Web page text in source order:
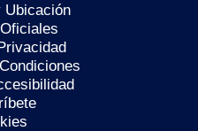
Ubicación